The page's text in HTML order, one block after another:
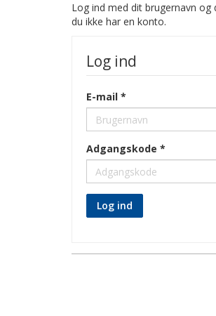
Log ind med dit brugernavn og
du ikke har en konto.
Log ind
E-mail
Adgangskode
Log ind